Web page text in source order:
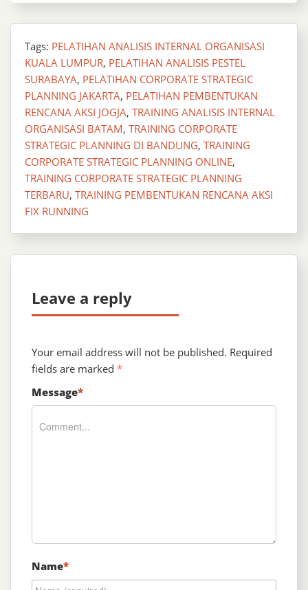
Tags: PELATIHAN ANALISIS INTERNAL ORGANISASI
KUALA LUMPUR, PELATIHAN ANALISIS PESTEL
SURABAYA, PELATIHAN CORPORATE STRATEGIC
PLANNING JAKARTA, PELATIHAN PEMBENTUKAN
RENCANA AKSI JOGJA, TRAINING ANALISIS INTERNAL
ORGANISASI BATAM, TRAINING CORPORATE
STRATEGIC PLANNING DI BANDUNG, TRAINING
CORPORATE STRATEGIC PLANNING ONLINE,
TRAINING CORPORATE STRATEGIC PLANNING
TERBARU, TRAINING PEMBENTUKAN RENCANA AKSI
FIX RUNNING
Leave a reply
Your email address will not be published. Required
fields are marked *
Message*
Name*